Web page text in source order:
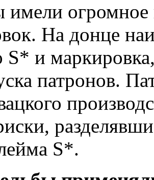
имели огромное
На донце
S* и
патронов.
S*.